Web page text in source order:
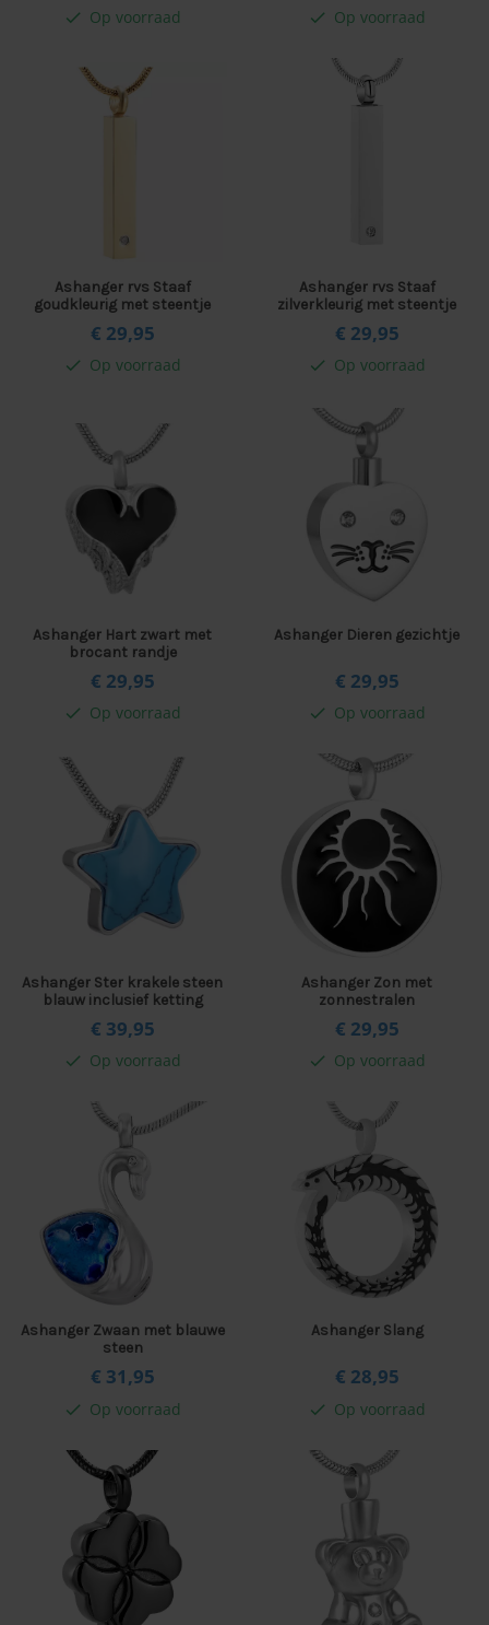
check Op voorraad check Op voorraad
Ashanger rvs Staaf
goudkleurig met steentje
€ 29,95
check Op voorraad
Ashanger rvs Staaf
zilverkleurig met steentje
€ 29,95
check Op voorraad
Ashanger Hart zwart met
brocant randje
€ 29,95
check Op voorraad
Ashanger Dieren gezichtje
€ 29,95
check Op voorraad
Ashanger Ster krakele steen
blauw inclusief ketting
€ 39,95
check Op voorraad
Ashanger Zon met
zonnestralen
€ 29,95
check Op voorraad
Ashanger Zwaan met blauwe
steen
€ 31,95
check Op voorraad
Ashanger Slang
€ 28,95
check Op voorraad